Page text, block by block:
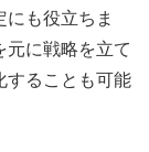
も役立ちま
元に戦略を立て
することも可能